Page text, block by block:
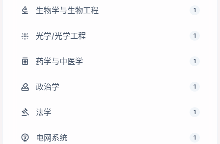
biotech 生物学与生物工程 1
lens_blur 光学/光学工程 1
medication 药学与中医学 1
how_to_vote 政治学 1
gavel 法学 1
electric_meter 电网系统 1